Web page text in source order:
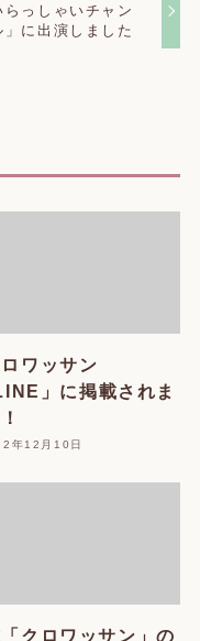
らっしゃいチャン
」に出演しました
ロワッサン
」に掲載されま
年12月10日
クロワッサン」の